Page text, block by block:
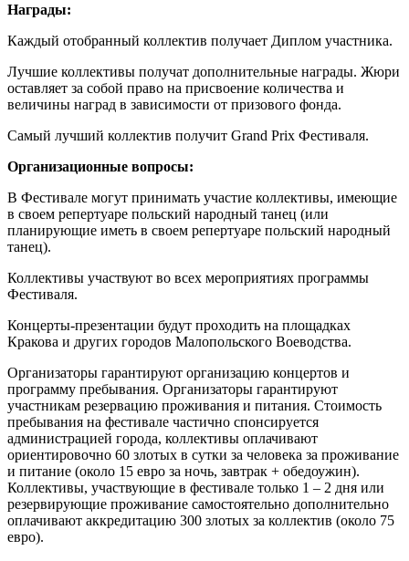
Награды:
Каждый отобранный коллектив получает Диплом участника.
Лучшие коллективы получат дополнительные награды. Жюри
оставляет за собой право на присвоение количества и
величины наград в зависимости от призового фонда.
Самый лучший коллектив получит Grand Prix Фестиваля.
Организационные вопросы:
В Фестивале могут принимать участие коллективы, имеющие
в своем репертуаре польский народный танец (или
планирующие иметь в своем репертуаре польский народный
танец).
Коллективы участвуют во всех мероприятиях программы
Фестиваля.
Концерты-презентации будут проходить на площадках
Кракова и других городов Малопольского Воеводства.
Организаторы гарантируют организацию концертов и
программу пребывания. Организаторы гарантируют
участникам резервацию проживания и питания. Стоимость
пребывания на фестивале частично спонсируется
администрацией города, коллективы оплачивают
ориентировочно 60 злотых в сутки за человека за проживание
и питание (около 15 евро за ночь, завтрак + обедоужин).
Коллективы, участвующие в фестивале только 1 – 2 дня или
резервирующие проживание самостоятельно дополнительно
оплачивают аккредитацию 300 злотых за коллектив (около 75
евро).